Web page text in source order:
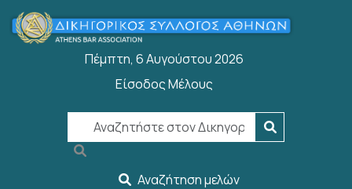
Παράκαμψη προς το κυρίως περιεχόμενο
Πέμπτη, 6 Αυγούστου 2026
User account menu
Είσοδος Μέλους
Αναζήτηση μελών